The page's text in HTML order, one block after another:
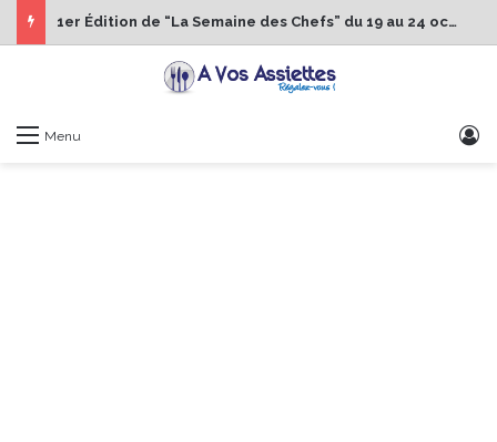
1er Édition de “La Semaine des Chefs” du 19 au 24 octobre 2026
Menu